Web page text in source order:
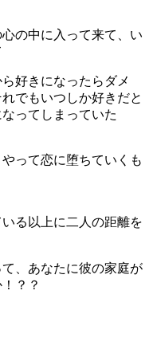
の中に入って来て、い
好きになったらダメ
でもいつしか好きだと
ってしまっていた
って恋に堕ちていくも
る以上に二人の距離を
、あなたに彼の家庭が
？？